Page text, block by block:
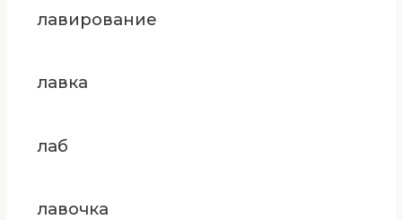
лавирование
лавка
лаб
лавочка